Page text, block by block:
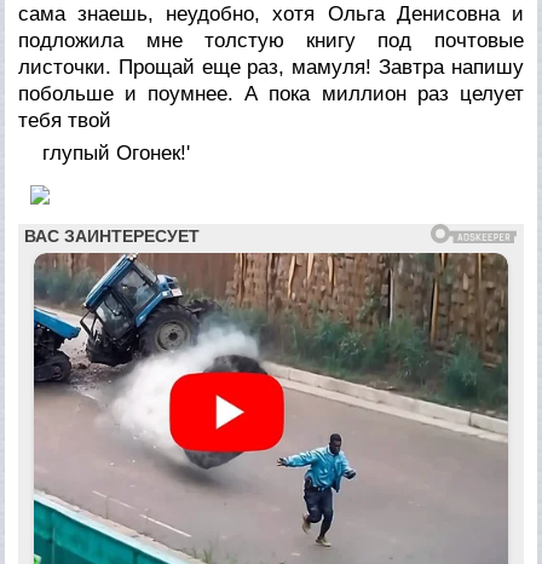
сама знаешь, неудобно, хотя Ольга Денисовна и
подложила мне толстую книгу под почтовые
листочки. Прощай еще раз, мамуля! Завтра напишу
побольше и поумнее. А пока миллион раз целует
тебя твой
глупыйОгонек!'